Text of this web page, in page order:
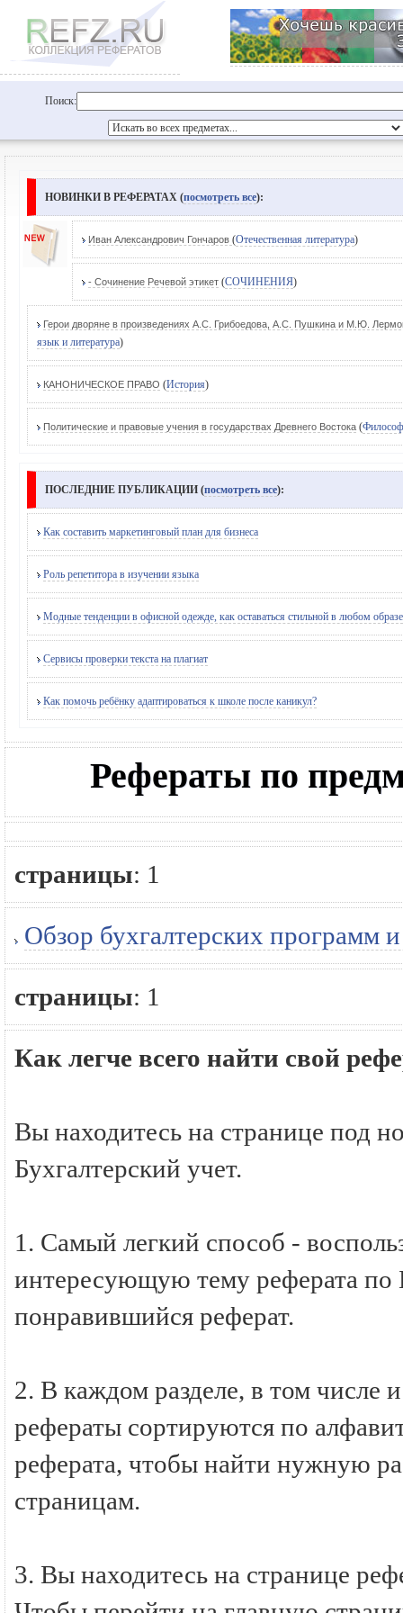
Поиск:
НОВИНКИ В РЕФЕРАТАХ (посмотреть все):
Иван Александрович Гончаров (Отечественная литература)
- Сочинение Речевой этикет (СОЧИНЕНИЯ)
Герои дворяне в произведениях А.С. Грибоедова, А.С. Пушкина и М.Ю.
язык и литература)
КАНОНИЧЕСКОЕ ПРАВО (История)
Политические и правовые учения в государствах Древнего Востока (
ПОСЛЕДНИЕ ПУБЛИКАЦИИ (посмотреть все):
Как составить маркетинговый план для бизнеса
Роль репетитора в изучении языка
Модные тенденции в офисной одежде, как оставаться стильной в любом образе
Сервисы проверки текста на плагиат
Как помочь ребёнку адаптироваться к школе после каникул?
Рефераты по
страницы: 1
Обзор бухгалтерских программ
страницы: 1
Как легче всего найти свой
Вы находитесь на странице под
Бухгалтерский учет.
1. Самый легкий способ -
интересующую тему реферата по
понравившийся реферат.
2. В каждом разделе, в том числе
рефераты сортируются по
реферата, чтобы найти нужную
страницам.
3. Вы находитесь на странице